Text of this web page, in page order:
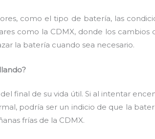
como el tipo de batería, las
como la CDMX, donde los
la batería cuando sea necesario.
final de su vida útil. Si al intentar
podría ser un indicio de que la
frías de la CDMX.